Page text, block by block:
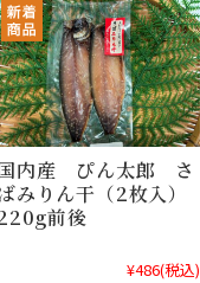
内産 ぴん太郎 さ
みりん干（2枚入）
前後
¥486(税込)